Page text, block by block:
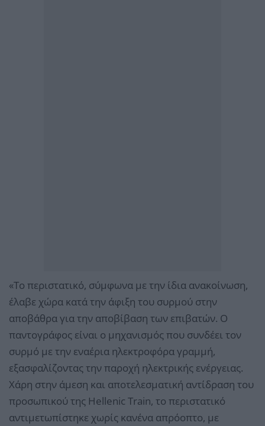
«Το περιστατικό, σύμφωνα με την ίδια ανακοίνωση,
έλαβε χώρα κατά την άφιξη του συρμού στην
αποβάθρα για την αποβίβαση των επιβατών. Ο
παντογράφος είναι ο μηχανισμός που συνδέει τον
συρμό με την εναέρια ηλεκτροφόρα γραμμή,
εξασφαλίζοντας την παροχή ηλεκτρικής ενέργειας.
Χάρη στην άμεση και αποτελεσματική αντίδραση του
προσωπικού της Hellenic Train, το περιστατικό
αντιμετωπίστηκε χωρίς κανένα απρόοπτο, με